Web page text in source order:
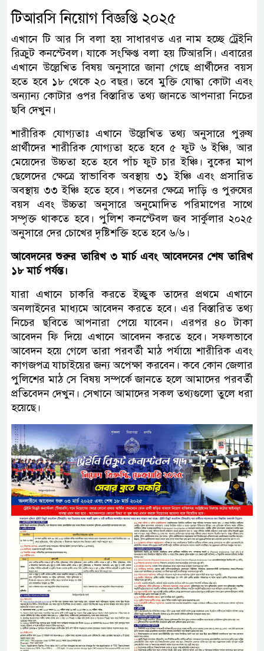
টিআরসি নিয়োগ বিজ্ঞপ্তি ২০২৫
এখানে টি আর সি বলা হয় সাধারণত এর নাম হচ্ছে ট্রেইনি
রিক্রুট কনস্টেবল। যাকে সংক্ষিপ্ত বলা হয় টিআরসি। এবারের
এখানে উল্লেখিত বিষয় অনুসারে জানা গেছে প্রার্থীদের বয়স
হতে হবে ১৮ থেকে ২০ বছর। তবে মুক্তি যোদ্ধা কোটা এবং
অন্যান্য কোটার ওপর বিস্তারিত তথ্য জানতে আপনারা নিচের
ছবি দেখুন।
শারীরিক যোগ্যতাঃ এখানে উল্লেখিত তথ্য অনুসারে পুরুষ
প্রার্থীদের শারীরিক যোগ্যতা হতে হবে ৫ ফুট ৬ ইঞ্চি, আর
মেয়েদের উচ্চতা হতে হবে পাঁচ ফুট চার ইঞ্চি। বুকের মাপ
ছেলেদের ক্ষেত্রে স্বাভাবিক অবস্থায় ৩১ ইঞ্চি এবং প্রসারিত
অবস্থায় ৩৩ ইঞ্চি হতে হবে। পতনের ক্ষেত্রে দাড়ি ও পুরুষের
বয়স এবং উচ্চতা অনুসারে অনুমোদিত পরিমাপের সাথে
সম্পৃক্ত থাকতে হবে। পুলিশ কনস্টেবল জব সার্কুলার ২০২৫
অনুসারে দের চোখের দৃষ্টিশক্তি হতে হবে ৬/৬।
আবেদনের শুরুর তারিখ ৩ মার্চ এবং আবেদনের শেষ তারিখ
১৮ মার্চ পর্যন্ত।
যারা এখানে চাকরি করতে ইচ্ছুক তাদের প্রথমে এখানে
অনলাইনের মাধ্যমে আবেদন করতে হবে। এর বিস্তারিত তথ্য
নিচের ছবিতে আপনারা পেয়ে যাবেন। এরপর ৪০ টাকা
আবেদন ফি দিয়ে এখানে আবেদন করতে হবে। সফলভাবে
আবেদন হয়ে গেলে তারা পরবর্তী মাঠ পর্যায়ে শারীরিক এবং
কাগজপত্র যাচাইয়ের জন্য অপেক্ষা করবেন। কবে কোন জেলার
পুলিশের মাঠ সে বিষয় সম্পর্কে জানতে হলে আমাদের পরবর্তী
প্রতিবেদন দেখুন। সেখানে আমাদের সকল তথ্যগুলো তুলে ধরা
হয়েছে।